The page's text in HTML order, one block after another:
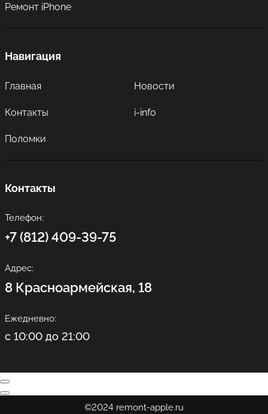
Ремонт iPhone
Навигация
Главная Новости
Контакты i-info
Поломки
Контакты
Телефон:
+7 (812) 409-39-75
Адрес:
8 Красноармейская, 18
Ежедневно:
с 10:00 до 21:00
©2024 remont-apple.ru